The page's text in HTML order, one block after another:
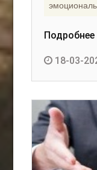
Подробнее
18-03-